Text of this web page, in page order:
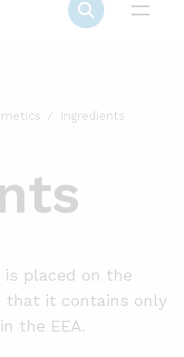
Ingredients
is placed on the
that it contains only
the EEA.